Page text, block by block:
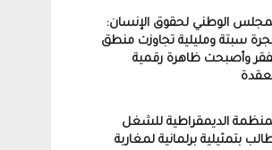
الوطني لحقوق الإنسان:
سبتة ومليلية تجاوزت منطق
وأصبحت ظاهرة رقمية
الديمقراطية للشغل
بتمثيلية برلمانية لمغاربة